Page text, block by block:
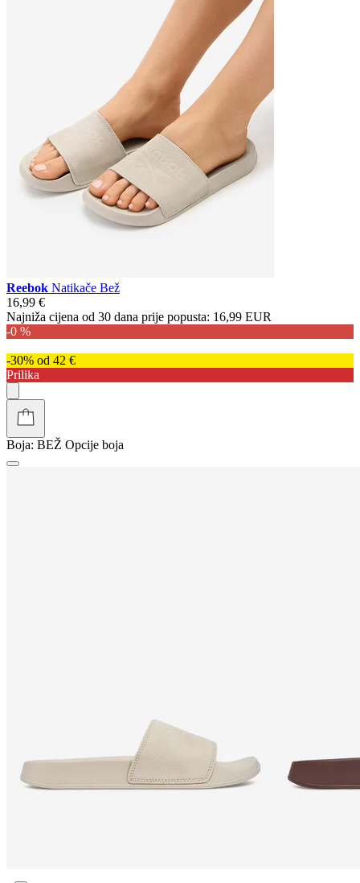
Reebok Natikače Bež
16,99 €
Najniža cijena od 30 dana prije popusta: 16,99 EUR
-0 %
-30% od 42 €
Prilika
Boja: BEŽ Opcije boja